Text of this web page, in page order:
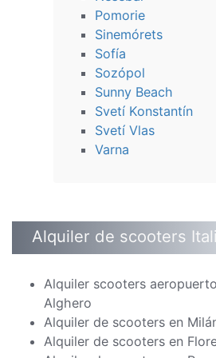
Pomorie
Sinemórets
Sofía
Sozópol
Sunny Beach
Svetí Konstantín
Svetí Vlas
Varna
Alquiler de scooters
Alquiler scooters aeropuerto
Alghero
Alquiler de scooters en
Alquiler de scooters en